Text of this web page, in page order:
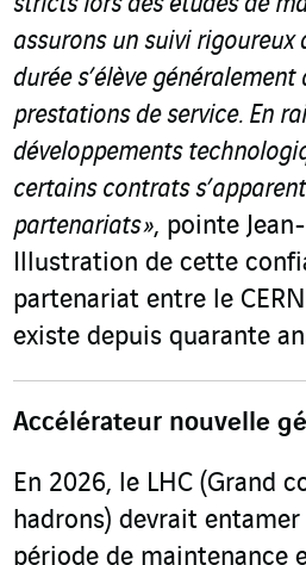
assurons un suivi
durée s’élève
prestations de service. En
développements
certains contrats
partenariats », pointe
Illustration de cette
partenariat entre le
existe depuis quarante
Accélérateur nouvelle
En 2026, le LHC (Grand
hadrons) devrait
période de maintenance